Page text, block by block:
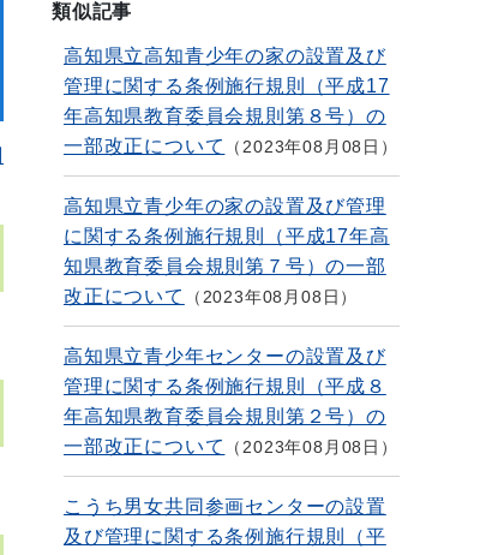
類似記事
高知県立高知青少年の家の設置及び
管理に関する条例施行規則（平成17
年高知県教育委員会規則第８号）の
一部改正について
2023年08月08日
高知県立青少年の家の設置及び管理
に関する条例施行規則（平成17年高
知県教育委員会規則第７号）の一部
改正について
2023年08月08日
高知県立青少年センターの設置及び
管理に関する条例施行規則（平成８
年高知県教育委員会規則第２号）の
一部改正について
2023年08月08日
こうち男女共同参画センターの設置
及び管理に関する条例施行規則（平